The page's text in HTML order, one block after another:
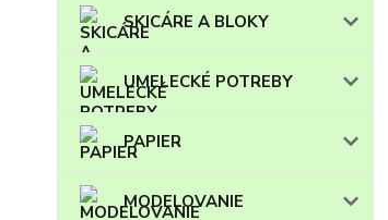
SKICÁRE A BLOKY
UMELECKÉ POTREBY
PAPIER
MODELOVANIE